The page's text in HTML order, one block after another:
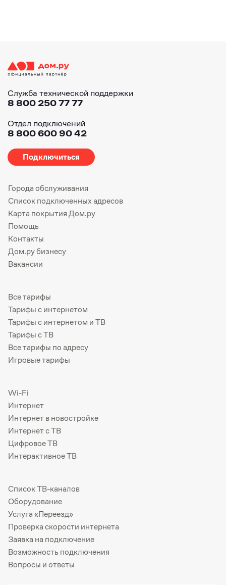
Служба технической поддержки
8 800 250 77 77
Отдел подключений
8 800 600 90 42
Подключиться
Города обслуживания
Список подключенных адресов
Карта покрытия Дом.ру
Помощь
Контакты
Дом.ру бизнесу
Вакансии
Все тарифы
Тарифы с интернетом
Тарифы с интернетом и ТВ
Тарифы с ТВ
Все тарифы по адресу
Игровые тарифы
Wi-Fi
Интернет
Интернет в новостройке
Интернет с ТВ
Цифровое ТВ
Интерактивное ТВ
Список ТВ-каналов
Оборудование
Услуга «Переезд»
Проверка скорости интернета
Заявка на подключение
Возможность подключения
Вопросы и ответы